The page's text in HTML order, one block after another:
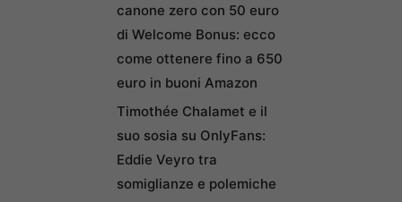
canone zero con 50 euro
di Welcome Bonus: ecco
come ottenere fino a 650
euro in buoni Amazon
Timothée Chalamet e il
suo sosia su OnlyFans:
Eddie Veyro tra
somiglianze e polemiche